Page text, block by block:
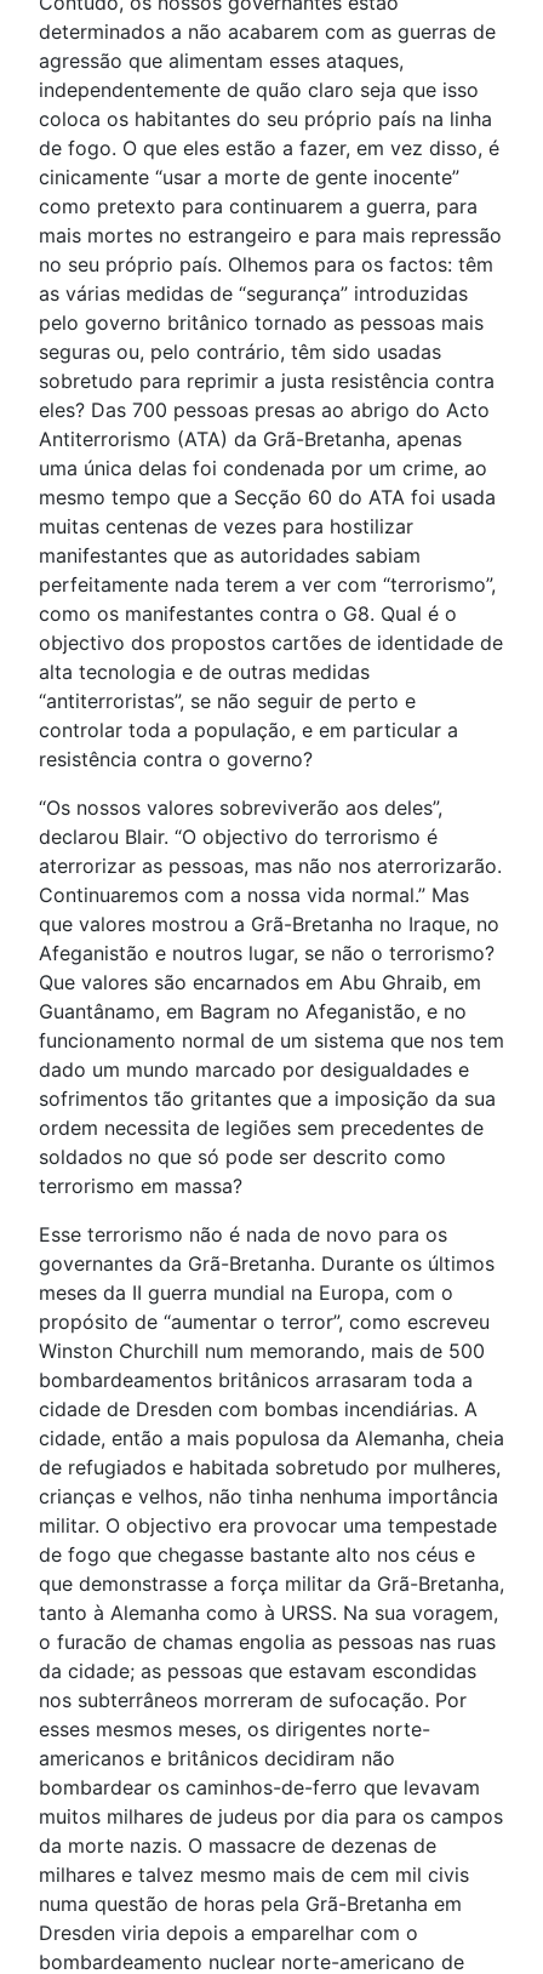
determinados a não acabarem com as guerras de
agressão que alimentam esses ataques,
independentemente de quão claro seja que isso
coloca os habitantes do seu próprio país na linha
de fogo. O que eles estão a fazer, em vez disso, é
cinicamente “usar a morte de gente inocente”
como pretexto para continuarem a guerra, para
mais mortes no estrangeiro e para mais repressão
no seu próprio país. Olhemos para os factos: têm
as várias medidas de “segurança” introduzidas
pelo governo britânico tornado as pessoas mais
seguras ou, pelo contrário, têm sido usadas
sobretudo para reprimir a justa resistência contra
eles? Das 700 pessoas presas ao abrigo do Acto
Antiterrorismo (ATA) da Grã-Bretanha, apenas
uma única delas foi condenada por um crime, ao
mesmo tempo que a Secção 60 do ATA foi usada
muitas centenas de vezes para hostilizar
manifestantes que as autoridades sabiam
perfeitamente nada terem a ver com “terrorismo”,
como os manifestantes contra o G8. Qual é o
objectivo dos propostos cartões de identidade de
alta tecnologia e de outras medidas
“antiterroristas”, se não seguir de perto e
controlar toda a população, e em particular a
resistência contra o governo?
“Os nossos valores sobreviverão aos deles”,
declarou Blair. “O objectivo do terrorismo é
aterrorizar as pessoas, mas não nos aterrorizarão.
Continuaremos com a nossa vida normal.” Mas
que valores mostrou a Grã-Bretanha no Iraque, no
Afeganistão e noutros lugar, se não o terrorismo?
Que valores são encarnados em Abu Ghraib, em
Guantânamo, em Bagram no Afeganistão, e no
funcionamento normal de um sistema que nos tem
dado um mundo marcado por desigualdades e
sofrimentos tão gritantes que a imposição da sua
ordem necessita de legiões sem precedentes de
soldados no que só pode ser descrito como
terrorismo em massa?
Esse terrorismo não é nada de novo para os
governantes da Grã-Bretanha. Durante os últimos
meses da II guerra mundial na Europa, com o
propósito de “aumentar o terror”, como escreveu
Winston Churchill num memorando, mais de 500
bombardeamentos britânicos arrasaram toda a
cidade de Dresden com bombas incendiárias. A
cidade, então a mais populosa da Alemanha, cheia
de refugiados e habitada sobretudo por mulheres,
crianças e velhos, não tinha nenhuma importância
militar. O objectivo era provocar uma tempestade
de fogo que chegasse bastante alto nos céus e
que demonstrasse a força militar da Grã-Bretanha,
tanto à Alemanha como à URSS. Na sua voragem,
o furacão de chamas engolia as pessoas nas ruas
da cidade; as pessoas que estavam escondidas
nos subterrâneos morreram de sufocação. Por
esses mesmos meses, os dirigentes norte-
americanos e britânicos decidiram não
bombardear os caminhos-de-ferro que levavam
muitos milhares de judeus por dia para os campos
da morte nazis. O massacre de dezenas de
milhares e talvez mesmo mais de cem mil civis
numa questão de horas pela Grã-Bretanha em
Dresden viria depois a emparelhar com o
bombardeamento nuclear norte-americano de